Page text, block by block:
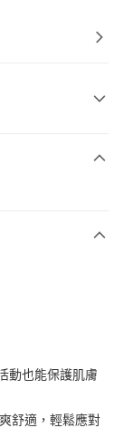
動也能保護肌膚
舒適，輕鬆應對